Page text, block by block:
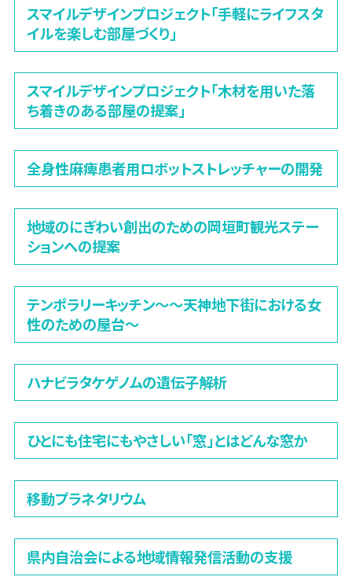
スマイルデザインプロジェクト「手軽にライフスタ
イルを楽しむ部屋づくり」
スマイルデザインプロジェクト「木材を用いた落
ち着きのある部屋の提案」
全身性麻痺患者用ロボットストレッチャーの開発
地域のにぎわい創出のための岡垣町観光ステー
ションへの提案
テンポラリーキッチン〜～天神地下街における女
性のための屋台〜
ハナビラタケゲノムの遺伝子解析
ひとにも住宅にもやさしい「窓」とはどんな窓か
移動プラネタリウム
県内自治会による地域情報発信活動の支援